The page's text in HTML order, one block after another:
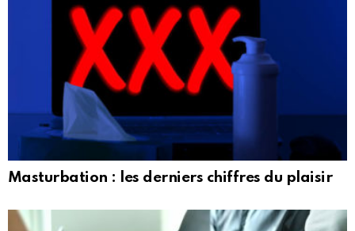
Masturbation : les derniers chiffres du plaisir